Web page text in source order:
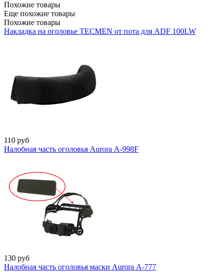
Похожие товары
Еще похожие товары
Похожие товары
Накладка на оголовье TECMEN от пота для ADF 100LW
110 руб
Налобная часть оголовья Aurora А-998F
130 руб
Налобная часть оголовья маски Aurora А-777